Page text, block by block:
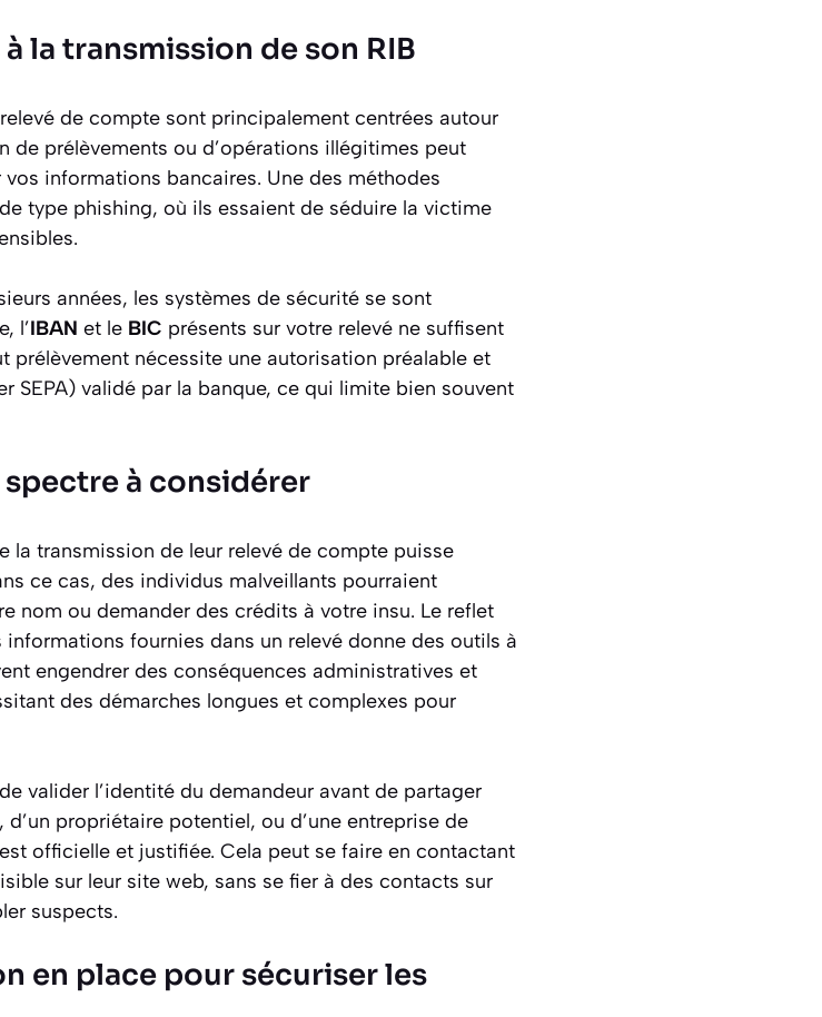
la transmission de son RIB
de compte sont principalement centrées autour
de prélèvements ou d’opérations illégitimes peut
informations bancaires. Une des méthodes
type phishing, où ils essaient de séduire la victime
années, les systèmes de sécurité se sont
l’IBAN et le BIC présents sur votre relevé ne suffisent
prélèvement nécessite une autorisation préalable et
SEPA) validé par la banque, ce qui limite bien souvent
à considérer
la transmission de leur relevé de compte puisse
ce cas, des individus malveillants pourraient
nom ou demander des crédits à votre insu. Le reflet
fournies dans un relevé donne des outils à
engendrer des conséquences administratives et
des démarches longues et complexes pour
valider l’identité du demandeur avant de partager
d’un propriétaire potentiel, ou d’une entreprise de
officielle et justifiée. Cela peut se faire en contactant
sur leur site web, sans se fier à des contacts sur
suspects.
en place pour sécuriser les